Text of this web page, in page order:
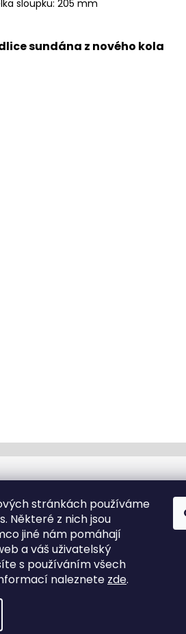
stránkách používáme
Některé z nich jsou
jiné nám pomáhají
a váš uživatelský
s používáním všech
naleznete zde.
sloupku: 205 mm
sundána z nového kola